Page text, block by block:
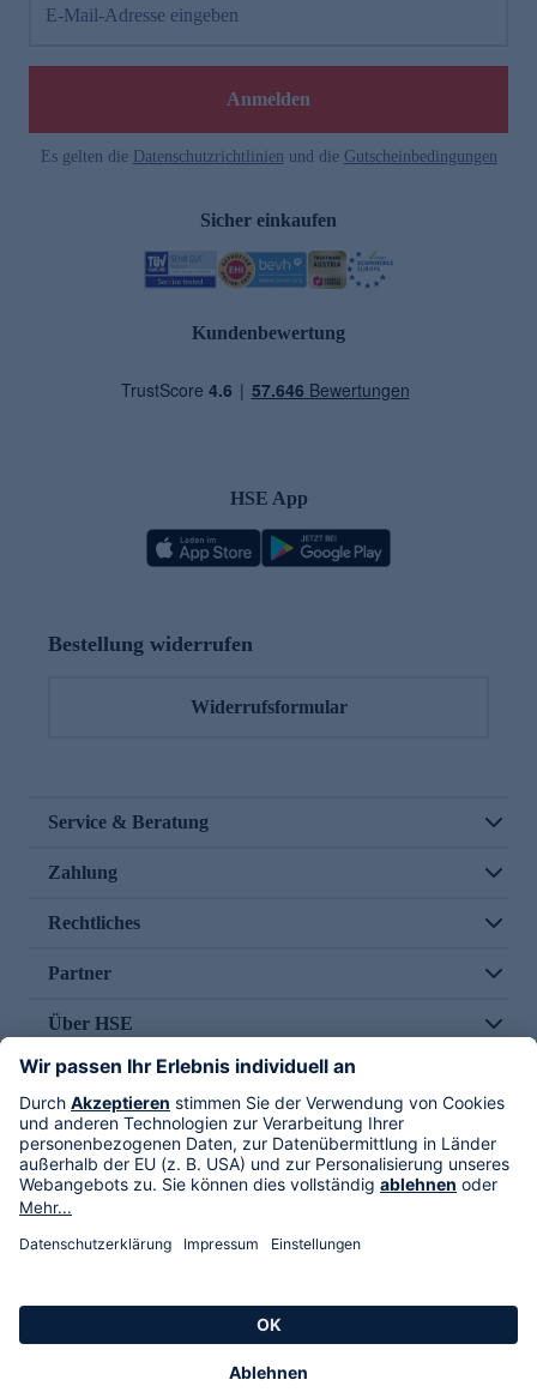
E-Mail-Adresse eingeben
Anmelden
Es gelten die Datenschutzrichtlinien und die Gutscheinbedingungen
Sicher einkaufen
Kundenbewertung
HSE App
Bestellung widerrufen
Widerrufsformular
Service & Beratung
Zahlung
Rechtliches
Partner
Über HSE
Im TV
HSE International